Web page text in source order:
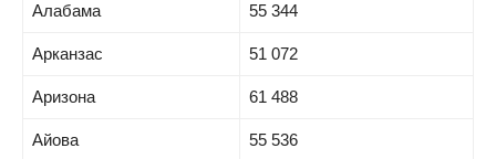
Алабама 55 344
Арканзас 51 072
Аризона 61 488
Айова 55 536